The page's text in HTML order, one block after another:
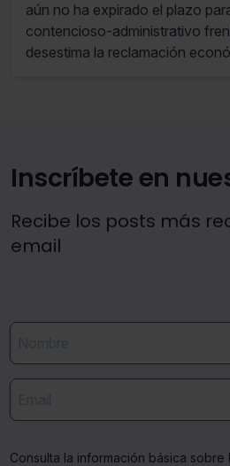
aún no ha expirado el plazo
contencioso-administrativo
desestima la reclamación
Inscríbete en
Recibe los posts más
email
Consulta la información básica